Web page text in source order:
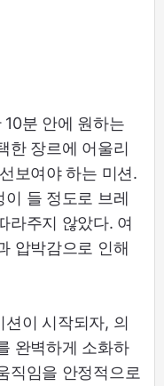
분 안에 원하는
한 장르에 어울리
보여야 하는 미션.
들 정도로 브레
라주지 않았다. 여
압박감으로 인해
이 시작되자, 의
완벽하게 소화하
직임을 안정적으로